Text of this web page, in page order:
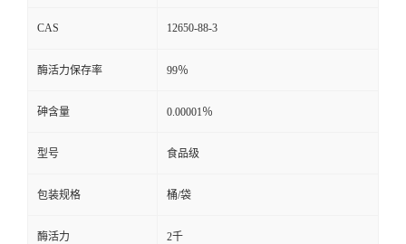
CAS 12650-88-3
酶活力保存率 99％
砷含量 0.00001％
型号 食品级
包装规格 桶/袋
酶活力 2千